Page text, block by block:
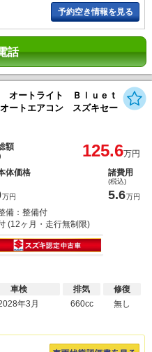
予約空き情報を見る
話
ートライト Ｂｌｕｅｔ
ートエアコン スズキセー
額 125.6万円
体価格
万円
諸費用
(税込)
5.6万円
備：整備付
(12ヶ月・走行無制限)
車検
年3月
排気
660cc
修復
無し